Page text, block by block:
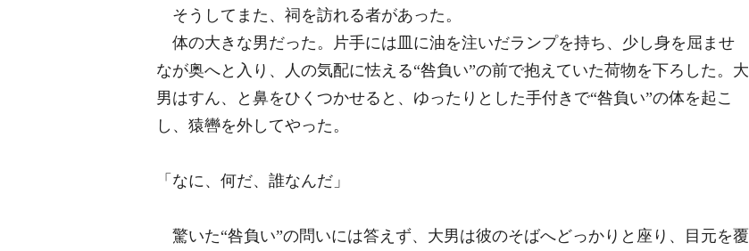
そうしてまた、祠を訪れる者があった。
体の大きな男だった。片手には皿に油を注いだランプを持ち、少し身を屈ませ
なが奥へと入り、人の気配に怯える“咎負い”の前で抱えていた荷物を下ろした。大
男はすん、と鼻をひくつかせると、ゆったりとした手付きで“咎負い”の体を起こ
し、猿轡を外してやった。
「なに、何だ、誰なんだ」
驚いた“咎負い”の問いには答えず、大男は彼のそばへどっかりと座り、目元を覆